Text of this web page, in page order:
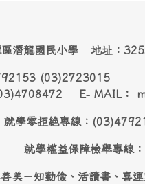
區潛龍國民小學 地址：
(03)2723015
E- MAIL：
就學零拒絶專線：
就學權益保障檢舉專線
美－知勤儉、活讀書、喜